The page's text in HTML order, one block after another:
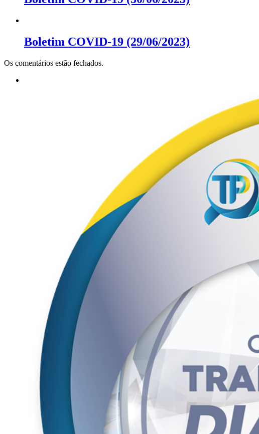
Boletim COVID-19 (29/06/2023)
Os comentários estão fechados.